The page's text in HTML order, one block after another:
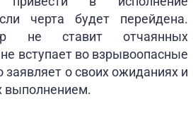
черта будет перейдена.
не ставит отчаянных
вступает во взрывоопасные
заявляет о своих ожиданиях и
выполнением.